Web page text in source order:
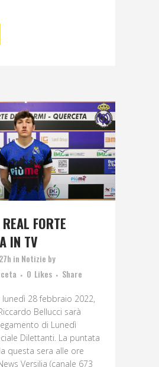
FORTE
IN TV
in Notizie by
0 Likes Share
lunedì 28 febbraio 2022,
Bellucci sarà
di Lunedì
Dilettanti. La puntata
questa sera alle ore
Versilia (canale 673